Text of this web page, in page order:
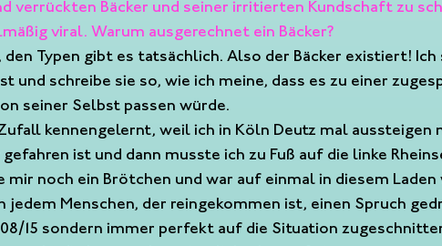
verrückten Bäcker und seiner irritierten Kundschaft zu
viral. Warum ausgerechnet ein Bäcker?
den Typen gibt es tatsächlich. Also der Bäcker existiert! Ich
und schreibe sie so, wie ich meine, dass es zu einer
seiner Selbst passen würde.
Zufall kennengelernt, weil ich in Köln Deutz mal aussteigen
ist und dann musste ich zu Fuß auf die linke
mir noch ein Brötchen und war auf einmal in diesem Laden
jedem Menschen, der reingekommen ist, einen Spruch
15 sondern immer perfekt auf die Situation